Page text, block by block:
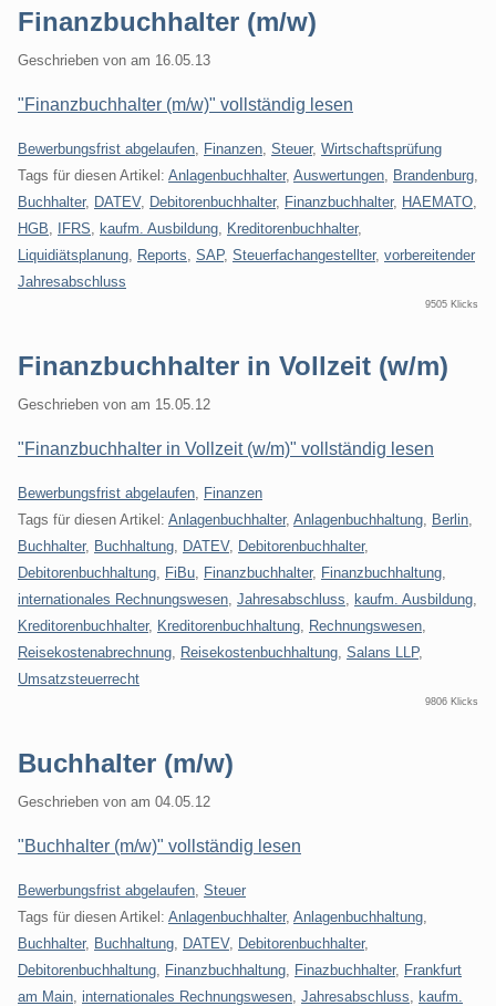
Finanzbuchhalter (m/w)
Geschrieben von am 16.05.13
"Finanzbuchhalter (m/w)" vollständig lesen
Kategorien:
Bewerbungsfrist abgelaufen Finanzen Steuer, Wirtschaftsprüfung
Tags für diesen Artikel: Anlagenbuchhalter, Auswertungen Brandenburg
Buchhalter, DATEV, Debitorenbuchhalter, Finanzbuchhalter, HAEMATO
HGB
IFRS kaufm. Ausbildung Kreditorenbuchhalter,
Liquidiätsplanung
Reports SAP, Steuerfachangestellter, vorbereitender
Jahresabschluss
9505 Klicks
Finanzbuchhalter in Vollzeit (w/m)
Geschrieben von am 15.05.12
"Finanzbuchhalter in Vollzeit (w/m)" vollständig lesen
Kategorien:
Bewerbungsfrist abgelaufen
Finanzen
Tags für diesen Artikel: Anlagenbuchhalter, Anlagenbuchhaltung Berlin
Buchhalter, Buchhaltung DATEV, Debitorenbuchhalter,
Debitorenbuchhaltung
FiBu Finanzbuchhalter, Finanzbuchhaltung
internationales Rechnungswesen Jahresabschluss kaufm. Ausbildung
Kreditorenbuchhalter, Kreditorenbuchhaltung Rechnungswesen
Reisekostenabrechnung
Reisekostenbuchhaltung Salans LLP,
Umsatzsteuerrecht
9806 Klicks
Buchhalter (m/w)
Geschrieben von am 04.05.12
"Buchhalter (m/w)" vollständig lesen
Kategorien:
Bewerbungsfrist abgelaufen Steuer
Tags für diesen Artikel: Anlagenbuchhalter, Anlagenbuchhaltung
Buchhalter, Buchhaltung DATEV, Debitorenbuchhalter,
Debitorenbuchhaltung
Finanzbuchhaltung Finazbuchhalter, Frankfurt
am Main internationales Rechnungswesen Jahresabschluss
kaufm.